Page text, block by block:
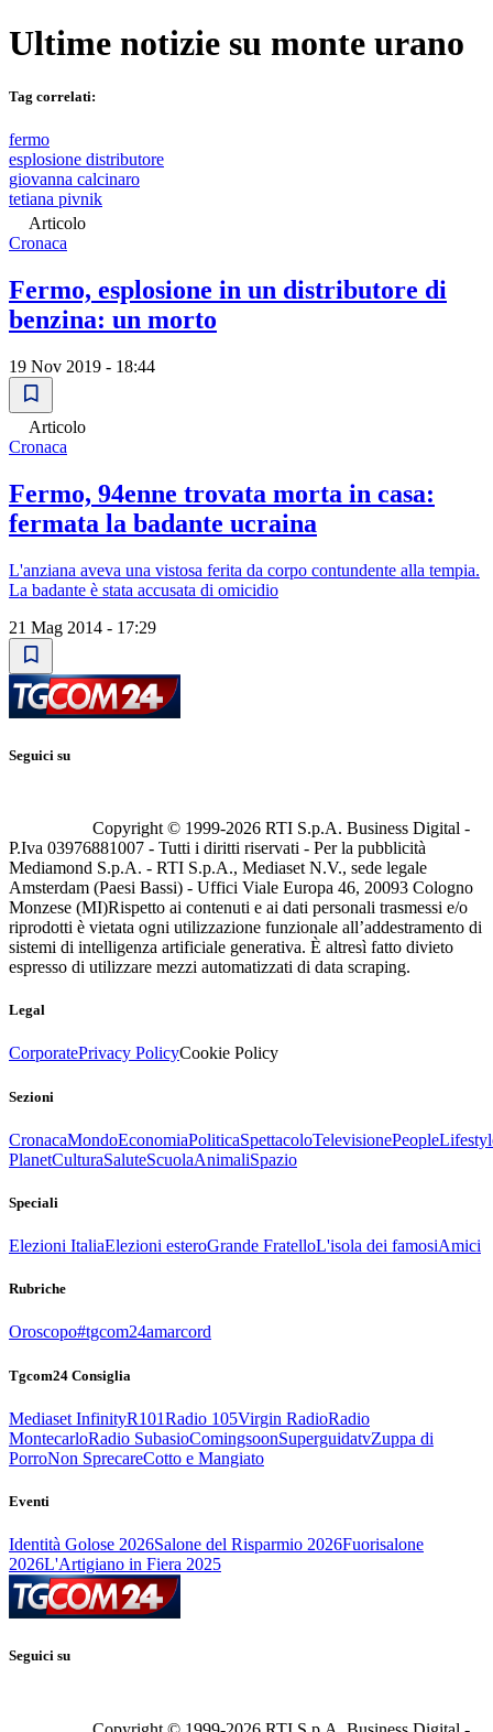
Ultime notizie su monte urano
Tag correlati:
fermo
esplosione distributore
giovanna calcinaro
tetiana pivnik
Articolo
Cronaca
Fermo, esplosione in un distributore di
benzina: un morto
19 Nov 2019 - 18:44
Articolo
Cronaca
Fermo, 94enne trovata morta in casa:
fermata la badante ucraina
L'anziana aveva una vistosa ferita da corpo contundente alla tempia.
La badante è stata accusata di omicidio
21 Mag 2014 - 17:29
Seguici su
Copyright © 1999-2026 RTI S.p.A. Business Digital -
P.Iva 03976881007 - Tutti i diritti riservati - Per la pubblicità
Mediamond S.p.A. - RTI S.p.A., Mediaset N.V., sede legale
Amsterdam (Paesi Bassi) - Uffici Viale Europa 46, 20093 Cologno
Monzese (MI)Rispetto ai contenuti e ai dati personali trasmessi e/o
riprodotti è vietata ogni utilizzazione funzionale all’addestramento di
sistemi di intelligenza artificiale generativa. È altresì fatto divieto
espresso di utilizzare mezzi automatizzati di data scraping.
Legal
CorporatePrivacy PolicyCookie Policy
Sezioni
CronacaMondoEconomiaPoliticaSpettacoloTelevisionePeople
PlanetCulturaSaluteScuolaAnimaliSpazio
Speciali
Elezioni ItaliaElezioni esteroGrande FratelloL'isola dei famosiAmici
Rubriche
Oroscopo#tgcom24amarcord
Tgcom24 Consiglia
Mediaset InfinityR101Radio 105Virgin RadioRadio
MontecarloRadio SubasioComingsoonSuperguidatvZuppa di
PorroNon SprecareCotto e Mangiato
Eventi
Identità Golose 2026Salone del Risparmio 2026Fuorisalone
2026L'Artigiano in Fiera 2025
Seguici su